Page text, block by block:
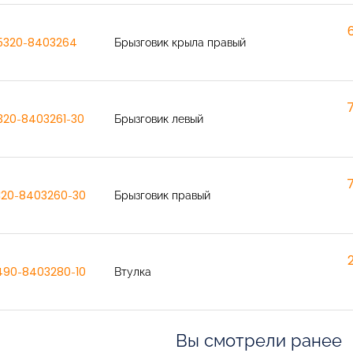
8403264 Брызговик крыла правый
8403261-30 Брызговик левый
8403260-30 Брызговик правый
8403280-10 Втулка
Вы смотрели ранее